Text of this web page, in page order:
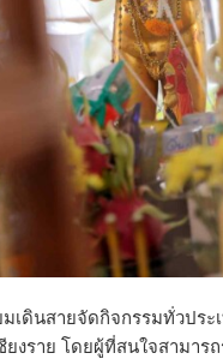
เดินสายจัดกิจกรรมทั่วปร
งราย โดยผู้ที่สนใจสามา